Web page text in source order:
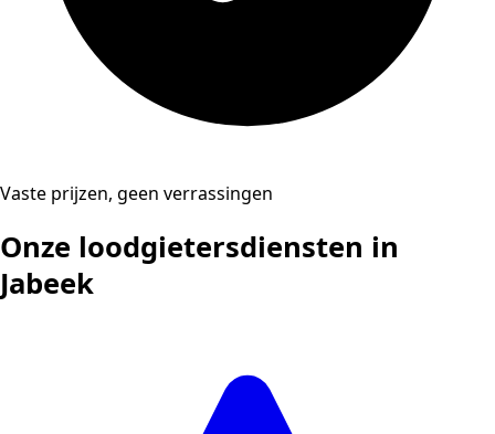
Vaste prijzen, geen verrassingen
Onze loodgietersdiensten in
Jabeek